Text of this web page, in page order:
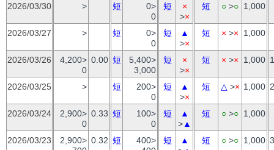
2026/03/30 > 短
0>
0
短
×
>×
短 ○ >○ 1,000
2026/03/27 > 短
0>
0
短
▲
>×
短 × >× 1,000
2026/03/26
4,200>
0
0.00 短
5,400>
3,000
短
×
>×
短 × >× 1,000
2026/03/25 > 短
200>
0
短
▲
>×
短 △ >× 1,000
2026/03/24
2,900>
0
0.33 短
100>
0
短
▲
>▲
短 ○ >○ 1,000
2026/03/23
2,900> 0.32 短
400>
短
▲
短 ○ >○ 1,000